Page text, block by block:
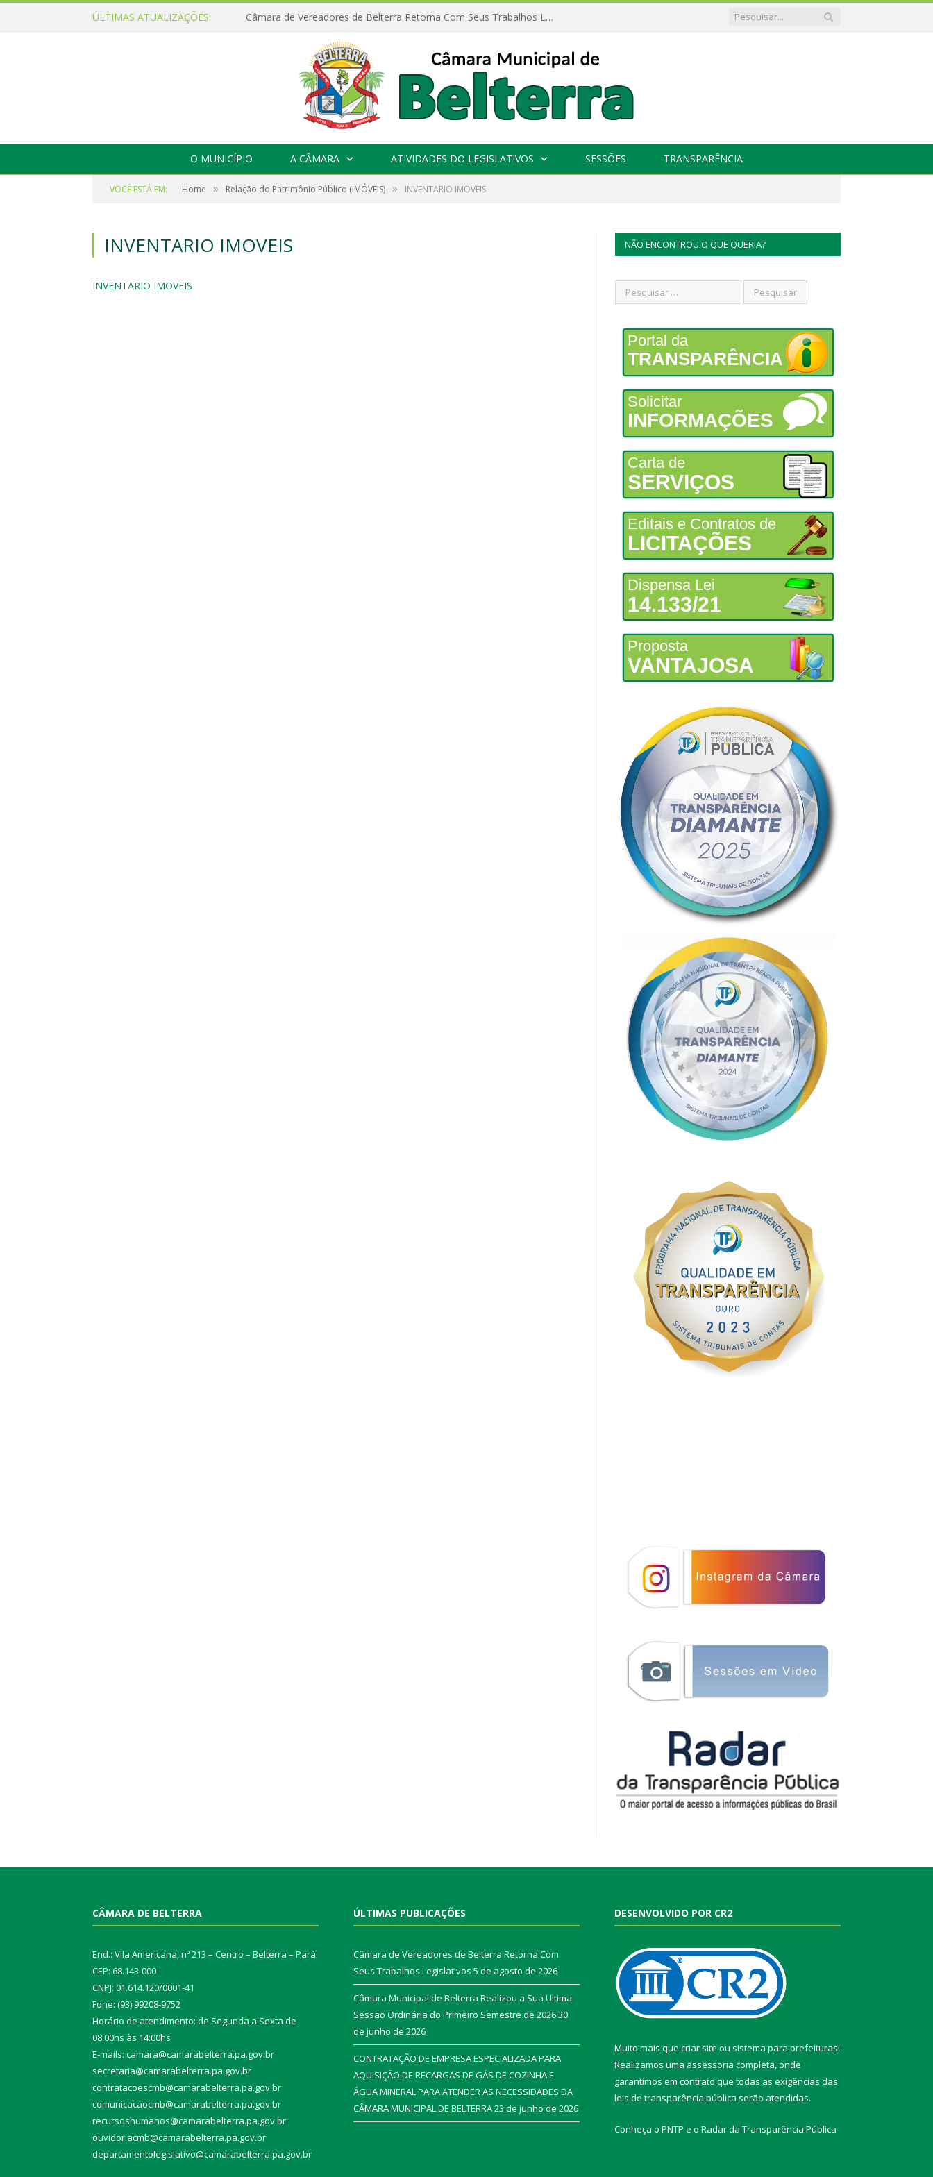
ÚLTIMAS ATUALIZAÇÕES: Câmara de Vereadores de Belterra Retorna Com Seus Trabalhos Legislativos
O MUNICÍPIO A CÂMARA ATIVIDADES DO LEGISLATIVOS SESSÕES TRANSPARÊNCIA
VOCÊ ESTÁ EM: Home » Relação do Patrimônio Público (IMÓVEIS) » INVENTARIO IMOVEIS
INVENTARIO IMOVEIS
INVENTARIO IMOVEIS
NÃO ENCONTROU O QUE QUERIA?
Portal da
TRANSPARÊNCIA
Solicitar
INFORMAÇÕES
Carta de
SERVIÇOS
Editais e Contratos de
LICITAÇÕES
Dispensa Lei
14.133/21
Proposta
VANTAJOSA
CÂMARA DE BELTERRA
End.: Vila Americana, nº 213 – Centro – Belterra – Pará
CEP: 68.143-000
CNPJ: 01.614.120/0001-41
Fone: (93) 99208-9752
Horário de atendimento: de Segunda a Sexta de
08:00hs às 14:00hs
E-mails: camara@camarabelterra.pa.gov.br
secretaria@camarabelterra.pa.gov.br
contratacoescmb@camarabelterra.pa.gov.br
comunicacaocmb@camarabelterra.pa.gov.br
recursoshumanos@camarabelterra.pa.gov.br
ouvidoriacmb@camarabelterra.pa.gov.br
departamentolegislativo@camarabelterra.pa.gov.br
ÚLTIMAS PUBLICAÇÕES
Câmara de Vereadores de Belterra Retorna Com
Seus Trabalhos Legislativos 5 de agosto de 2026
Câmara Municipal de Belterra Realizou a Sua Ultima
Sessão Ordinária do Primeiro Semestre de 202630
de junho de 2026
CONTRATAÇÃO DE EMPRESA ESPECIALIZADA PARA
AQUISIÇÃO DE RECARGAS DE GÁS DE COZINHA E
ÁGUA MINERAL PARA ATENDER AS NECESSIDADES DA
CÂMARA MUNICIPAL DE BELTERRA23 de junho de 2026
DESENVOLVIDO POR CR2
Muito mais que criar site ou sistema para prefeituras!
Realizamos uma assessoria completa, onde
garantimos em contrato que todas as exigências das
leis de transparência pública serão atendidas.
Conheça o PNTP e o Radar da Transparência Pública